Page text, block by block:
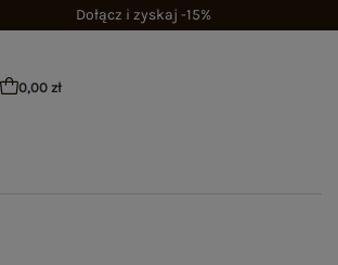
Dołącz i zyskaj -15%
0,00 zł